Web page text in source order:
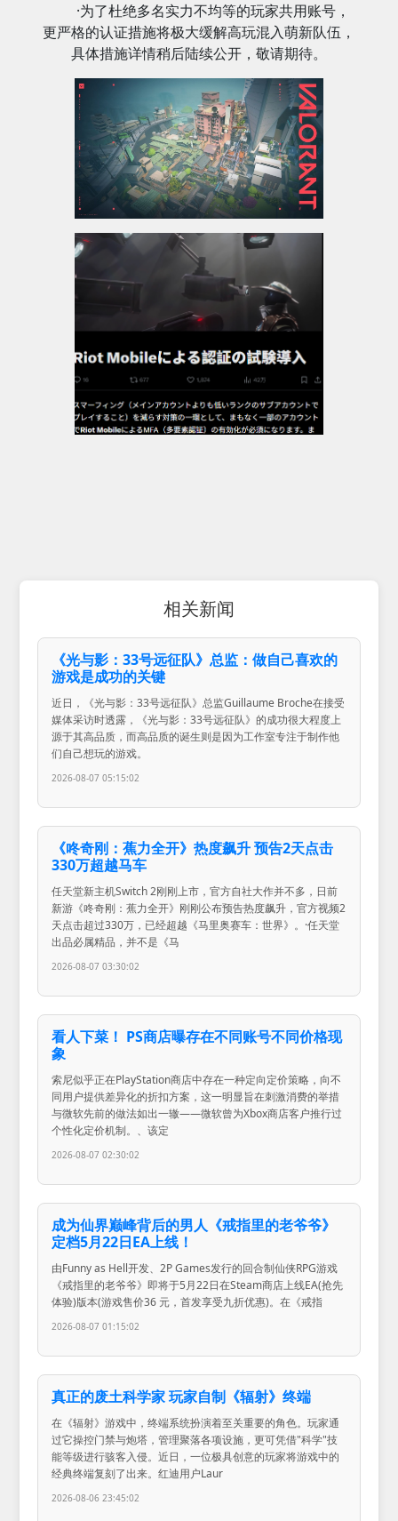
·为了杜绝多名实力不均等的玩家共用账号，
更严格的认证措施将极大缓解高玩混入萌新队伍，
具体措施详情稍后陆续公开，敬请期待。
相关新闻
《光与影：33号远征队》总监：做自己喜欢的
游戏是成功的关键
近日，《光与影：33号远征队》总监Guillaume Broche在接受
媒体采访时透露，《光与影：33号远征队》的成功很大程度上
源于其高品质，而高品质的诞生则是因为工作室专注于制作他
们自己想玩的游戏。
2026-08-07 05:15:02
《咚奇刚：蕉力全开》热度飙升 预告2天点击
330万超越马车
任天堂新主机Switch 2刚刚上市，官方自社大作并不多，日前
新游《咚奇刚：蕉力全开》刚刚公布预告热度飙升，官方视频2
天点击超过330万，已经超越《马里奥赛车：世界》。·任天堂
出品必属精品，并不是《马
2026-08-07 03:30:02
看人下菜！ PS商店曝存在不同账号不同价格现
象
索尼似乎正在PlayStation商店中存在一种定向定价策略，向不
同用户提供差异化的折扣方案，这一明显旨在刺激消费的举措
与微软先前的做法如出一辙——微软曾为Xbox商店客户推行过
个性化定价机制。、该定
2026-08-07 02:30:02
成为仙界巅峰背后的男人《戒指里的老爷爷》
定档5月22日EA上线！
由Funny as Hell开发、2P Games发行的回合制仙侠RPG游戏
《戒指里的老爷爷》即将于5月22日在Steam商店上线EA(抢先
体验)版本(游戏售价36 元，首发享受九折优惠)。在《戒指
2026-08-07 01:15:02
真正的废土科学家 玩家自制《辐射》终端
在《辐射》游戏中，终端系统扮演着至关重要的角色。玩家通
过它操控门禁与炮塔，管理聚落各项设施，更可凭借"科学"技
能等级进行骇客入侵。近日，一位极具创意的玩家将游戏中的
经典终端复刻了出来。红迪用户Laur
2026-08-06 23:45:02